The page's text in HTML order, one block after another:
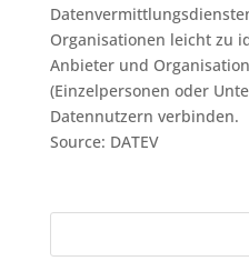
Organisationen leicht zu
Anbieter und
(Einzelpersonen oder
Datennutzern verbinden.
Source: DATEV